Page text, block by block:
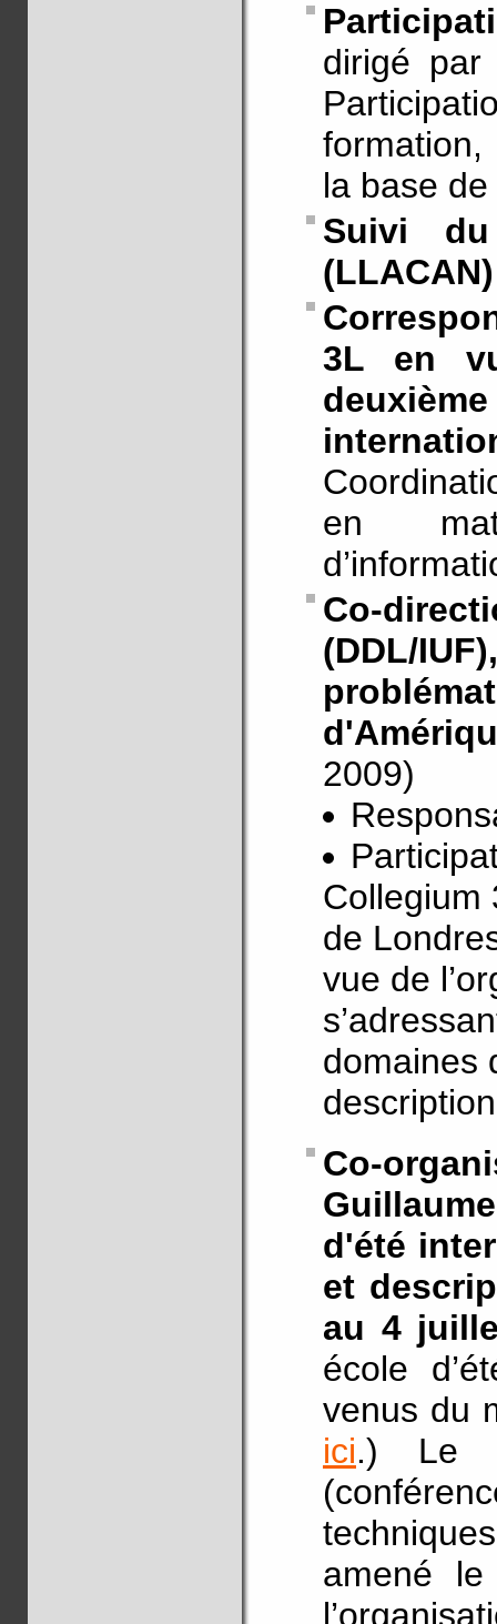
dirigé par
la base
Suivi
3L en
en
Co-
(DDL/
2009)
Collegium
de
vue de
domaines
Co-
d'été
et
au 4
école
venus du
ici.) Le
amené